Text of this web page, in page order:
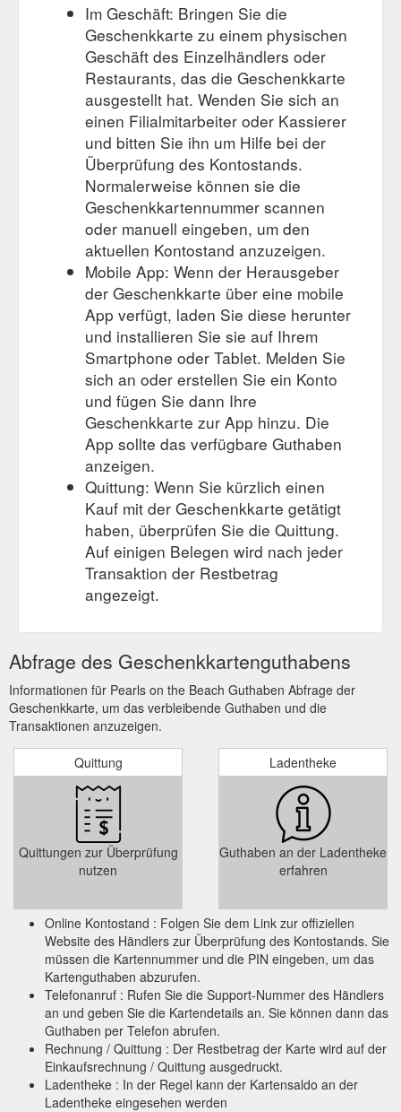
Im Geschäft: Bringen Sie die
Geschenkkarte zu einem physischen
Geschäft des Einzelhändlers oder
Restaurants, das die Geschenkkarte
ausgestellt hat. Wenden Sie sich an
einen Filialmitarbeiter oder Kassierer
und bitten Sie ihn um Hilfe bei der
Überprüfung des Kontostands.
Normalerweise können sie die
Geschenkkartennummer scannen
oder manuell eingeben, um den
aktuellen Kontostand anzuzeigen.
Mobile App: Wenn der Herausgeber
der Geschenkkarte über eine mobile
App verfügt, laden Sie diese herunter
und installieren Sie sie auf Ihrem
Smartphone oder Tablet. Melden Sie
sich an oder erstellen Sie ein Konto
und fügen Sie dann Ihre
Geschenkkarte zur App hinzu. Die
App sollte das verfügbare Guthaben
anzeigen.
Quittung: Wenn Sie kürzlich einen
Kauf mit der Geschenkkarte getätigt
haben, überprüfen Sie die Quittung.
Auf einigen Belegen wird nach jeder
Transaktion der Restbetrag
angezeigt.
Abfrage des Geschenkkartenguthabens
Informationen für Pearls on the Beach Guthaben Abfrage der
Geschenkkarte, um das verbleibende Guthaben und die
Transaktionen anzuzeigen.
Quittung
Quittungen zur Überprüfung
nutzen
Ladentheke
Guthaben an der Ladentheke
erfahren
Online Kontostand : Folgen Sie dem Link zur offiziellen
Website des Händlers zur Überprüfung des Kontostands. Sie
müssen die Kartennummer und die PIN eingeben, um das
Kartenguthaben abzurufen.
Telefonanruf : Rufen Sie die Support-Nummer des Händlers
an und geben Sie die Kartendetails an. Sie können dann das
Guthaben per Telefon abrufen.
Rechnung / Quittung : Der Restbetrag der Karte wird auf der
Einkaufsrechnung / Quittung ausgedruckt.
Ladentheke : In der Regel kann der Kartensaldo an der
Ladentheke eingesehen werden